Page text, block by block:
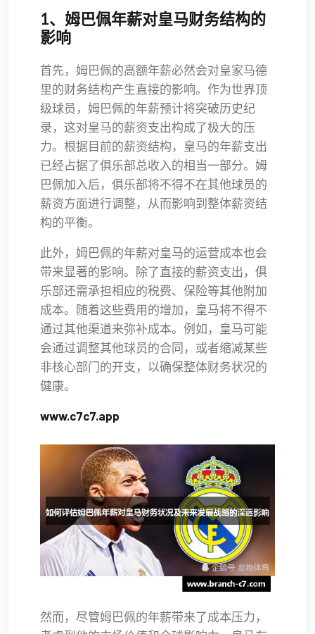
1、姆巴佩年薪对皇马财务结构的
影响
首先，姆巴佩的高额年薪必然会对皇家马德
里的财务结构产生直接的影响。作为世界顶
级球员，姆巴佩的年薪预计将突破历史纪
录，这对皇马的薪资支出构成了极大的压
力。根据目前的薪资结构，皇马的年薪支出
已经占据了俱乐部总收入的相当一部分。姆
巴佩加入后，俱乐部将不得不在其他球员的
薪资方面进行调整，从而影响到整体薪资结
构的平衡。
此外，姆巴佩的年薪对皇马的运营成本也会
带来显著的影响。除了直接的薪资支出，俱
乐部还需承担相应的税费、保险等其他附加
成本。随着这些费用的增加，皇马将不得不
通过其他渠道来弥补成本。例如，皇马可能
会通过调整其他球员的合同，或者缩减某些
非核心部门的开支，以确保整体财务状况的
健康。
www.c7c7.app
然而，尽管姆巴佩的年薪带来了成本压力，